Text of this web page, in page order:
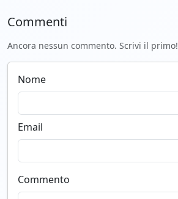
Commenti
Ancora nessun commento. Scrivi il primo!
Nome
Email
Commento